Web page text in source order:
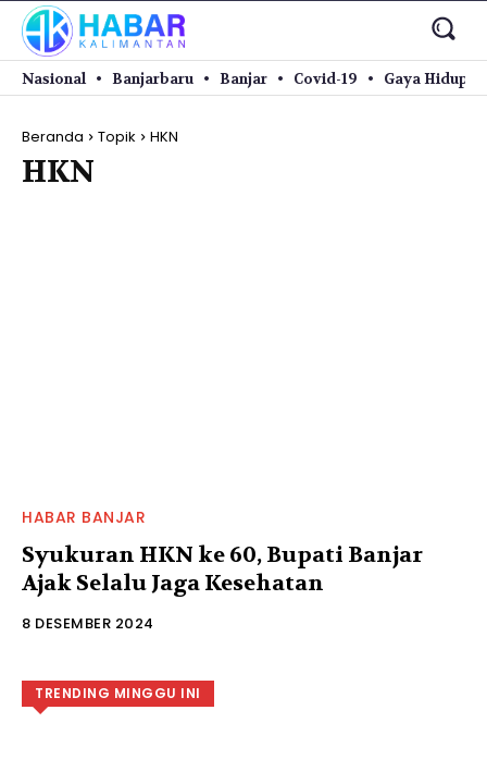
Nasional Banjarbaru Banjar Covid-19 Gaya Hidup
Beranda Topik HKN
HKN
HABAR BANJAR
Syukuran HKN ke 60, Bupati Banjar
Ajak Selalu Jaga Kesehatan
8 DESEMBER 2024
TRENDING MINGGU INI